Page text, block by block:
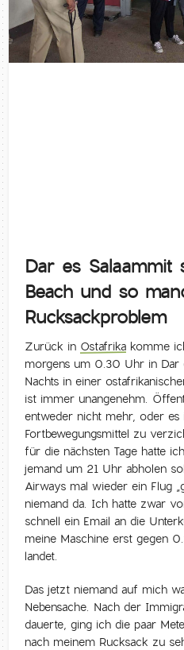
Dar es Salaammit
Beach und so
Rucksackproblem
Zurück in Ostafrika komme
morgens um 0.30 Uhr in Dar
Nachts in einer
ist immer unangenehm.
entweder nicht mehr, oder es
Fortbewegungsmittel zu
für die nächsten Tage hatte
jemand um 21 Uhr abholen
Airways mal wieder ein Flug
niemand da. Ich hatte zwar
schnell ein Email an die
meine Maschine erst gegen
landet.
Das jetzt niemand auf mich
Nebensache. Nach der
dauerte, ging ich die paar
nach meinem Rucksack zu